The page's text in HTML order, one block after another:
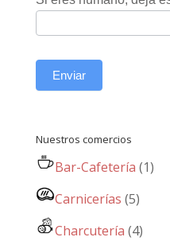
Enviar
Nuestros comercios
Bar-Cafetería (1)
Carnicerías (5)
Charcutería (4)